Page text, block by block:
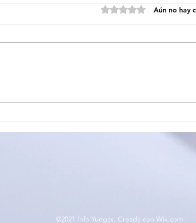
Obtuvo 0 de 5Aún no hay
©2021 Info Yungas. Creada con Wix.com